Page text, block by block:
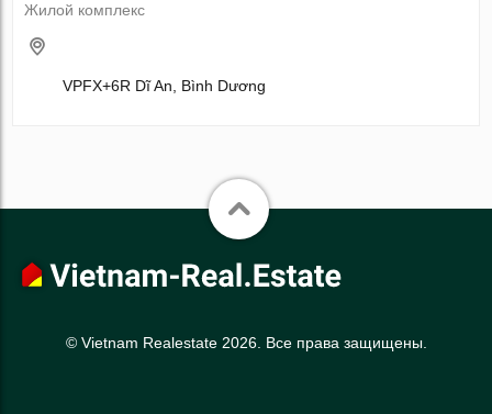
Жилой комплекс
VPFX+6R Dĩ An, Bình Dương
© Vietnam Realestate 2026. Все права защищены.